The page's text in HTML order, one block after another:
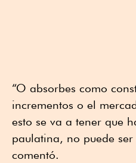
“O absorbes como
incrementos o el
esto se va a tener que
paulatina, no puede
comentó.